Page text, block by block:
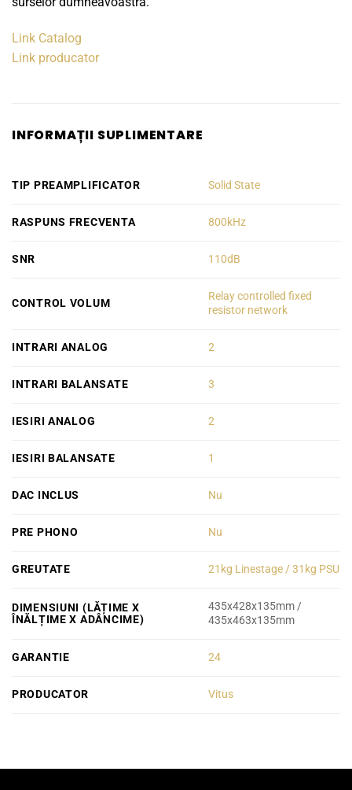
Link Catalog
Link producator
INFORMAȚII SUPLIMENTARE
TIP PREAMPLIFICATOR Solid State
RASPUNS FRECVENTA 800kHz
SNR 110dB
CONTROL VOLUM
Relay controlled fixed
resistor network
INTRARI ANALOG 2
INTRARI BALANSATE 3
IESIRI ANALOG 2
IESIRI BALANSATE 1
DAC INCLUS Nu
PRE PHONO Nu
GREUTATE 21kg Linestage / 31kg PSU
DIMENSIUNI (LĂȚIME X
ÎNĂLȚIME X ADÂNCIME)
435x428x135mm /
435x463x135mm
GARANTIE 24
PRODUCATOR Vitus